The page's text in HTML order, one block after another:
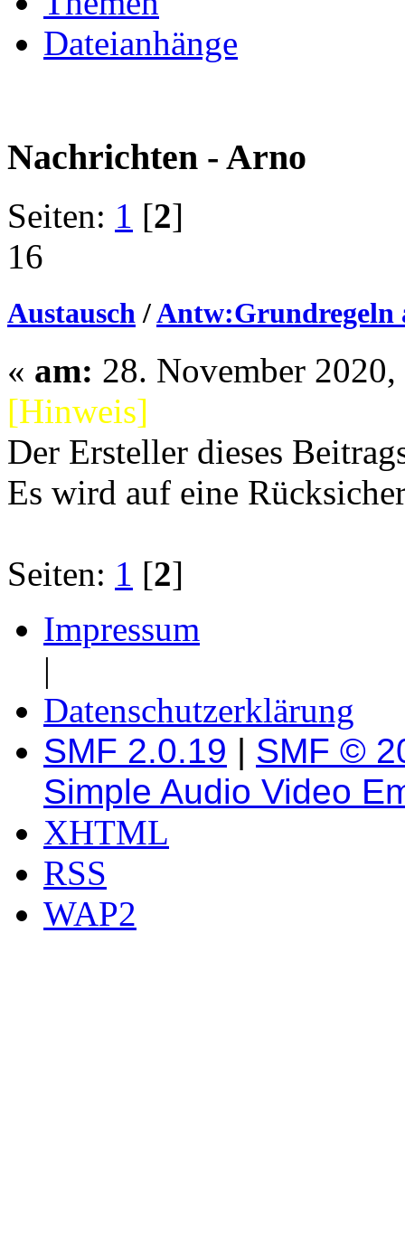
Dateianhänge
Nachrichten - Arno
Seiten: 1 [2]
16
Austausch /Antw:Grundregeln
« am: 28. November
[Hinweis]
Der Ersteller dieses
Es wird auf eine
Seiten: 1 [2]
Impressum
|
Datenschutzerklärung
SMF 2.0.19 | SMF ©
Simple Audio Video
XHTML
RSS
WAP2